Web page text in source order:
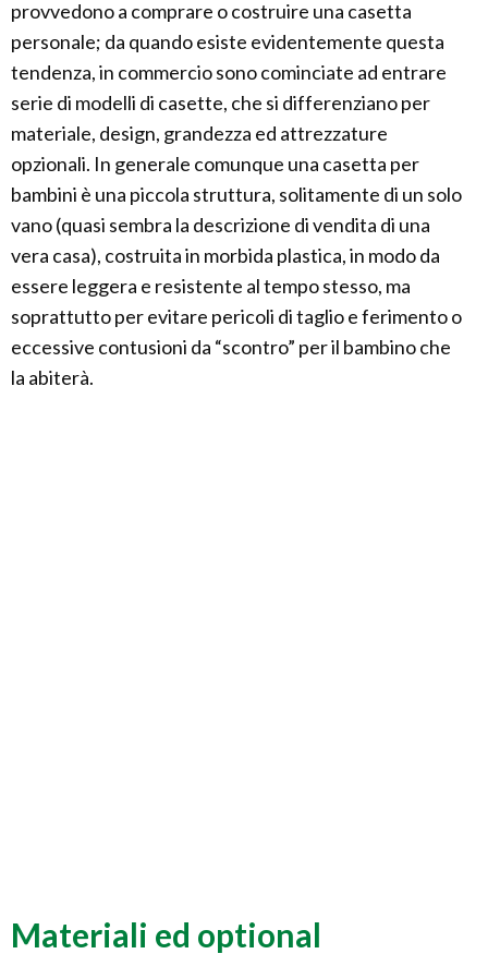
provvedono a comprare o costruire una casetta
personale; da quando esiste evidentemente questa
tendenza, in commercio sono cominciate ad entrare
serie di modelli di casette, che si differenziano per
materiale, design, grandezza ed attrezzature
opzionali. In generale comunque una casetta per
bambini è una piccola struttura, solitamente di un solo
vano (quasi sembra la descrizione di vendita di una
vera casa), costruita in morbida plastica, in modo da
essere leggera e resistente al tempo stesso, ma
soprattutto per evitare pericoli di taglio e ferimento o
eccessive contusioni da “scontro” per il bambino che
la abiterà.
Materiali ed optional